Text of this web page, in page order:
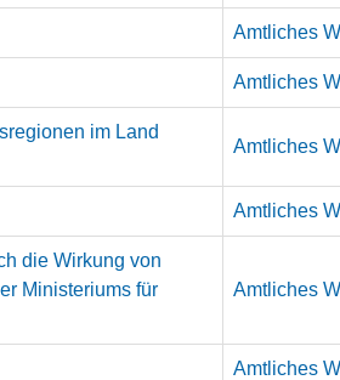
Amtliches
Amtliches
im Land
Amtliches
Amtliches
die Wirkung von
Ministeriums für
Amtliches
Amtliches